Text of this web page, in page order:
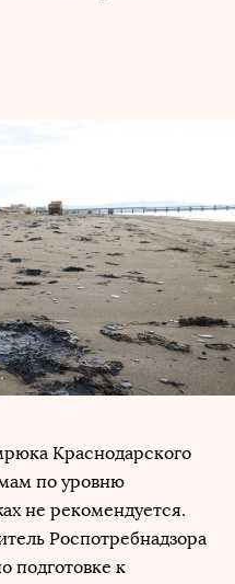
Краснодарского
по уровню
не рекомендуется.
Роспотребнадзора
подготовке к